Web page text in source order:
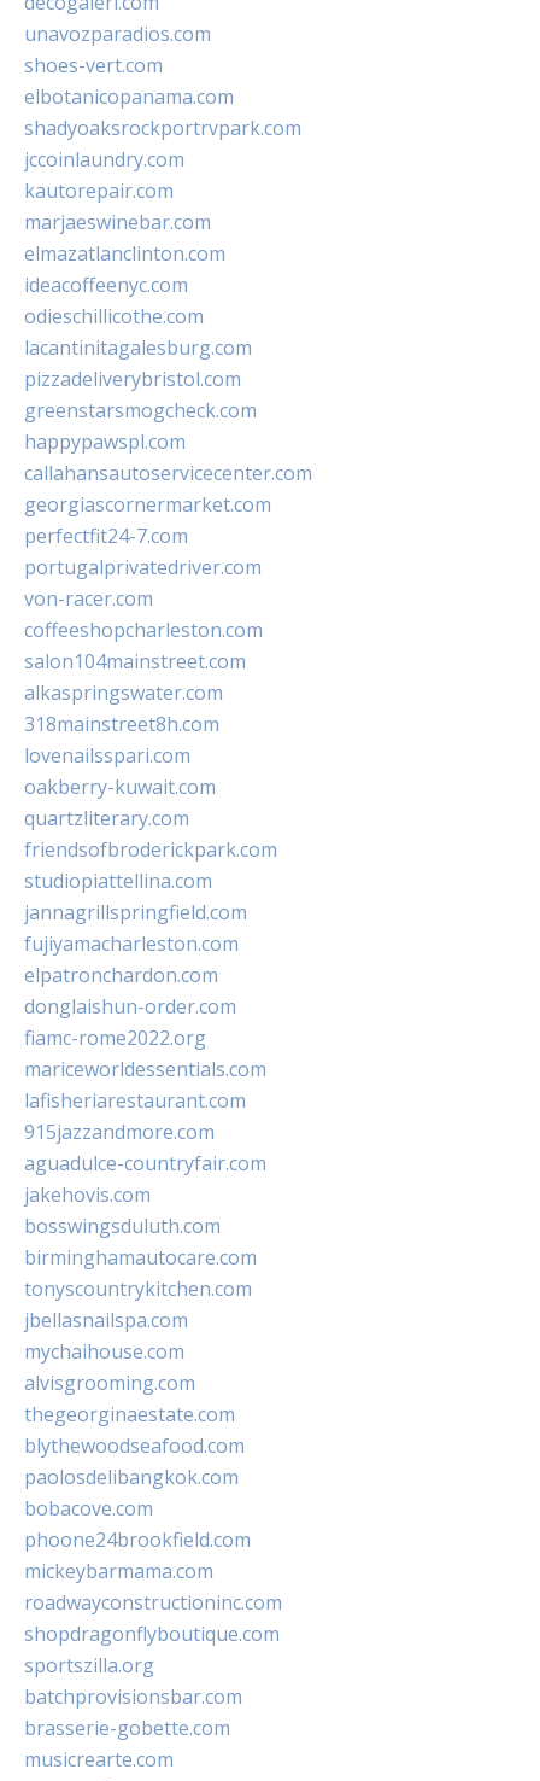
unavozparadios.com
shoes-vert.com
elbotanicopanama.com
shadyoaksrockportrvpark.com
jccoinlaundry.com
kautorepair.com
marjaeswinebar.com
elmazatlanclinton.com
ideacoffeenyc.com
odieschillicothe.com
lacantinitagalesburg.com
pizzadeliverybristol.com
greenstarsmogcheck.com
happypawspl.com
callahansautoservicecenter.com
georgiascornermarket.com
perfectfit24-7.com
portugalprivatedriver.com
von-racer.com
coffeeshopcharleston.com
salon104mainstreet.com
alkaspringswater.com
318mainstreet8h.com
lovenailsspari.com
oakberry-kuwait.com
quartzliterary.com
friendsofbroderickpark.com
studiopiattellina.com
jannagrillspringfield.com
fujiyamacharleston.com
elpatronchardon.com
donglaishun-order.com
fiamc-rome2022.org
mariceworldessentials.com
lafisheriarestaurant.com
915jazzandmore.com
aguadulce-countryfair.com
jakehovis.com
bosswingsduluth.com
birminghamautocare.com
tonyscountrykitchen.com
jbellasnailspa.com
mychaihouse.com
alvisgrooming.com
thegeorginaestate.com
blythewoodseafood.com
paolosdelibangkok.com
bobacove.com
phoone24brookfield.com
mickeybarmama.com
roadwayconstructioninc.com
shopdragonflyboutique.com
sportszilla.org
batchprovisionsbar.com
brasserie-gobette.com
musicrearte.com